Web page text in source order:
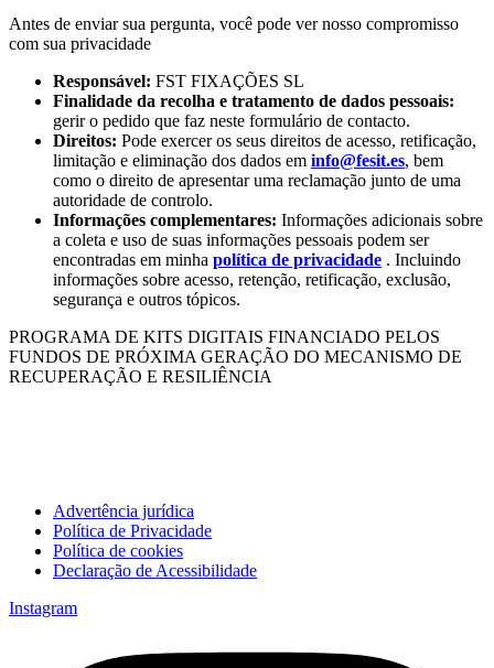
Antes de enviar sua pergunta, você pode ver nosso compromisso
com sua privacidade
Responsável: FST FIXAÇÕES SL
Finalidade da recolha e tratamento de dados pessoais:
gerir o pedido que faz neste formulário de contacto.
Direitos: Pode exercer os seus direitos de acesso, retificação,
limitação e eliminação dos dados em info@fesit.es, bem
como o direito de apresentar uma reclamação junto de uma
autoridade de controlo.
Informações complementares: Informações adicionais sobre
a coleta e uso de suas informações pessoais podem ser
encontradas em minha política de privacidade . Incluindo
informações sobre acesso, retenção, retificação, exclusão,
segurança e outros tópicos.
PROGRAMA DE KITS DIGITAIS FINANCIADO PELOS
FUNDOS DE PRÓXIMA GERAÇÃO DO MECANISMO DE
RECUPERAÇÃO E RESILIÊNCIA
Advertência jurídica
Política de Privacidade
Política de cookies
Declaração de Acessibilidade
Instagram